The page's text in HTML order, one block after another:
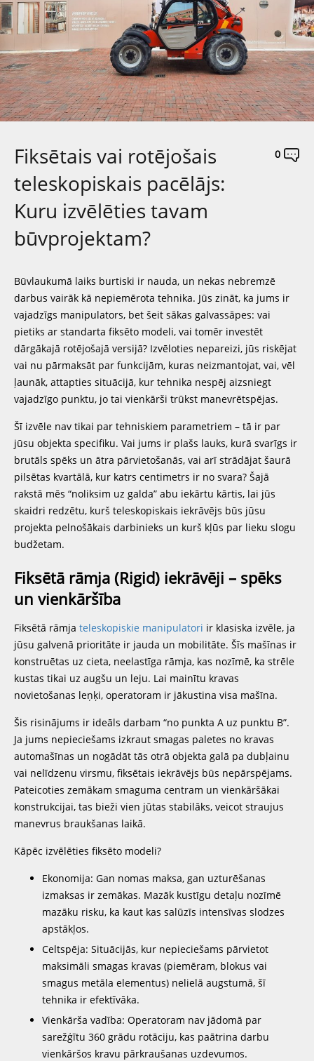
Fiksētais vai rotējošais
teleskopiskais pacēlājs:
Kuru izvēlēties tavam
būvprojektam?
0
Būvlaukumā laiks burtiski ir nauda, un nekas nebremzē
darbus vairāk kā nepiemērota tehnika. Jūs zināt, ka jums ir
vajadzīgs manipulators, bet šeit sākas galvassāpes: vai
pietiks ar standarta fiksēto modeli, vai tomēr investēt
dārgākajā rotējošajā versijā? Izvēloties nepareizi, jūs riskējat
vai nu pārmaksāt par funkcijām, kuras neizmantojat, vai, vēl
ļaunāk, attapties situācijā, kur tehnika nespēj aizsniegt
vajadzīgo punktu, jo tai vienkārši trūkst manevrētspējas.
Šī izvēle nav tikai par tehniskiem parametriem – tā ir par
jūsu objekta specifiku. Vai jums ir plašs lauks, kurā svarīgs ir
brutāls spēks un ātra pārvietošanās, vai arī strādājat šaurā
pilsētas kvartālā, kur katrs centimetrs ir no svara? Šajā
rakstā mēs “noliksim uz galda” abu iekārtu kārtis, lai jūs
skaidri redzētu, kurš teleskopiskais iekrāvējs būs jūsu
projekta pelnošākais darbinieks un kurš kļūs par lieku slogu
budžetam.
Fiksētā rāmja (Rigid) iekrāvēji – spēks
un vienkāršība
Fiksētā rāmja teleskopiskie manipulatori ir klasiska izvēle, ja
jūsu galvenā prioritāte ir jauda un mobilitāte. Šīs mašīnas ir
konstruētas uz cieta, neelastīga rāmja, kas nozīmē, ka strēle
kustas tikai uz augšu un leju. Lai mainītu kravas
novietošanas leņķi, operatoram ir jākustina visa mašīna.
Šis risinājums ir ideāls darbam “no punkta A uz punktu B”.
Ja jums nepieciešams izkraut smagas paletes no kravas
automašīnas un nogādāt tās otrā objekta galā pa dubļainu
vai nelīdzenu virsmu, fiksētais iekrāvējs būs nepārspējams.
Pateicoties zemākam smaguma centram un vienkāršākai
konstrukcijai, tas bieži vien jūtas stabilāks, veicot straujus
manevrus braukšanas laikā.
Kāpēc izvēlēties fiksēto modeli?
Ekonomija: Gan nomas maksa, gan uzturēšanas
izmaksas ir zemākas. Mazāk kustīgu detaļu nozīmē
mazāku risku, ka kaut kas salūzīs intensīvas slodzes
apstākļos.
Celtspēja: Situācijās, kur nepieciešams pārvietot
maksimāli smagas kravas (piemēram, blokus vai
smagus metāla elementus) nelielā augstumā, šī
tehnika ir efektīvāka.
Vienkārša vadība: Operatoram nav jādomā par
sarežģītu 360 grādu rotāciju, kas paātrina darbu
vienkāršos kravu pārkraušanas uzdevumos.